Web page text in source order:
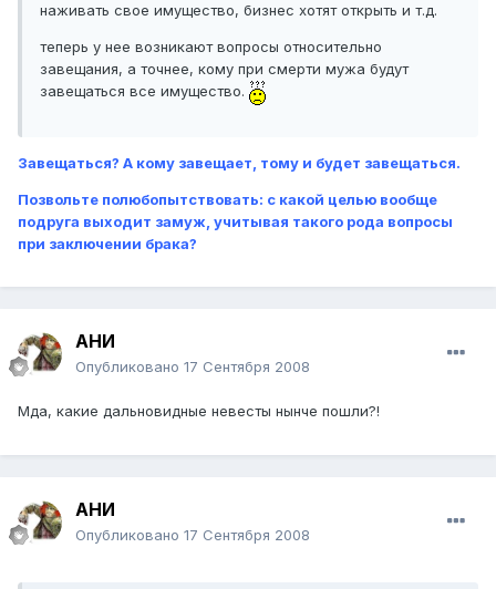
наживать свое имущество, бизнес хотят открыть и т.д.
теперь у нее возникают вопросы относительно
завещания, а точнее, кому при смерти мужа будут
завещаться все имущество.
Завещаться? А кому завещает, тому и будет завещаться.
Позвольте полюбопытствовать: с какой целью вообще
подруга выходит замуж, учитывая такого рода вопросы
при заключении брака?
ҒАНИ
Опубликовано 17 Сентября 2008
Мда, какие дальновидные невесты нынче пошли?!
ҒАНИ
Опубликовано 17 Сентября 2008